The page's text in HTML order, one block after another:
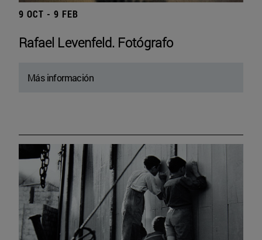
9 OCT - 9 FEB
Rafael Levenfeld. Fotógrafo
Más información